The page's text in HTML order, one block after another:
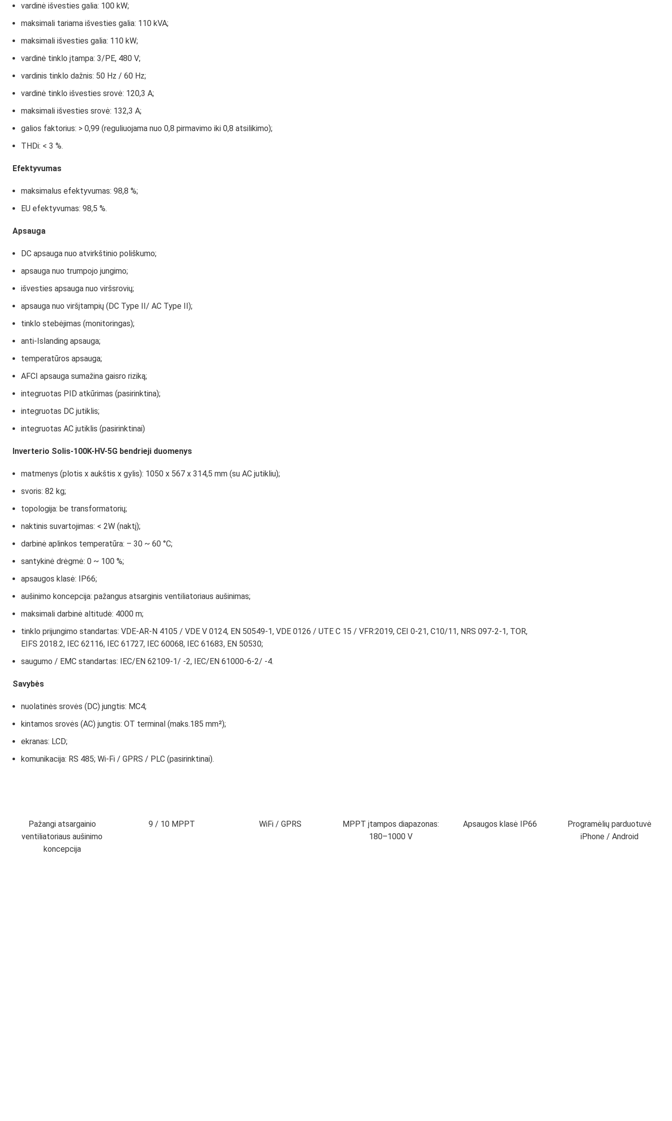
vardinė išvesties galia: 100 kW;
maksimali tariama išvesties galia: 110 kVA;
maksimali išvesties galia: 110 kW;
vardinė tinklo įtampa: 3/PE, 480 V;
vardinis tinklo dažnis: 50 Hz / 60 Hz;
vardinė tinklo išvesties srovė: 120,3 A;
maksimali išvesties srovė: 132,3 A;
galios faktorius: > 0,99 (reguliuojama nuo 0,8 pirmavimo iki 0,8 atsilikimo);
THDi: < 3 %.
Efektyvumas
maksimalus efektyvumas: 98,8 %;
EU efektyvumas: 98,5 %.
Apsauga
DC apsauga nuo atvirkštinio poliškumo;
apsauga nuo trumpojo jungimo;
išvesties apsauga nuo viršsrovių;
apsauga nuo viršįtampių (DC Type II/ AC Type II);
tinklo stebėjimas (monitoringas);
anti-Islanding apsauga;
temperatūros apsauga;
AFCI apsauga sumažina gaisro riziką;
integruotas PID atkūrimas (pasirinktina);
integruotas DC jutiklis;
integruotas AC jutiklis (pasirinktinai)
Inverterio Solis-100K-HV-5G bendrieji duomenys
matmenys (plotis x aukštis x gylis): 1050 x 567 x 314,5 mm (su AC jutikliu);
svoris: 82 kg;
topologija: be transformatorių;
naktinis suvartojimas: < 2W (naktį);
darbinė aplinkos temperatūra: – 30 ~ 60 °C;
santykinė drėgmė: 0 ~ 100 %;
apsaugos klasė: IP66;
aušinimo koncepcija: pažangus atsarginis ventiliatoriaus aušinimas;
maksimali darbinė altitudė: 4000 m;
tinklo prijungimo standartas: VDE-AR-N 4105 / VDE V 0124, EN 50549-1, VDE 0126 / UTE C 15 / VFR:2019, CEI 0-21, C10/11, NRS 097-2-1, TOR,
EIFS 2018.2, IEC 62116, IEC 61727, IEC 60068, IEC 61683, EN 50530;
saugumo / EMC standartas: IEC/EN 62109-1/ -2, IEC/EN 61000-6-2/ -4.
Savybės
nuolatinės srovės (DC) jungtis: MC4;
kintamos srovės (AC) jungtis: OT terminal (maks.185 mm²);
ekranas: LCD;
komunikacija: RS 485; Wi-Fi / GPRS / PLC (pasirinktinai).
Pažangi atsargainio
ventiliatoriaus aušinimo
koncepcija
9 / 10 MPPT WiFi / GPRS
MPPT įtampos diapazonas:
180–1000 V
Apsaugos klasė IP66
Programėlių parduotuvė
iPhone / Android